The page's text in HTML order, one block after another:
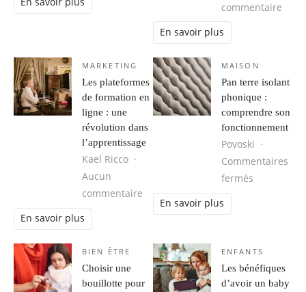
commentaire
En savoir plus
MARKETING
Les plateformes
de formation en
ligne : une
révolution dans
l’apprentissage
Kael Ricco
Aucun
commentaire
En savoir plus
MAISON
Pan terre isolant
phonique :
comprendre son
fonctionnement
Povoski
Commentaires
fermés
En savoir plus
BIEN ÊTRE
Choisir une
bouillotte pour
ENFANTS
Les bénéfiques
d’avoir un baby